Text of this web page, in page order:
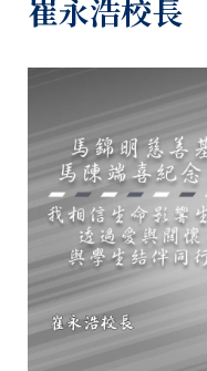
崔永浩校長